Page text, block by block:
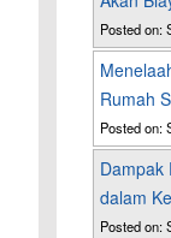
Posted on:
Rumah
Posted on:
Dampak
dalam
Posted on: